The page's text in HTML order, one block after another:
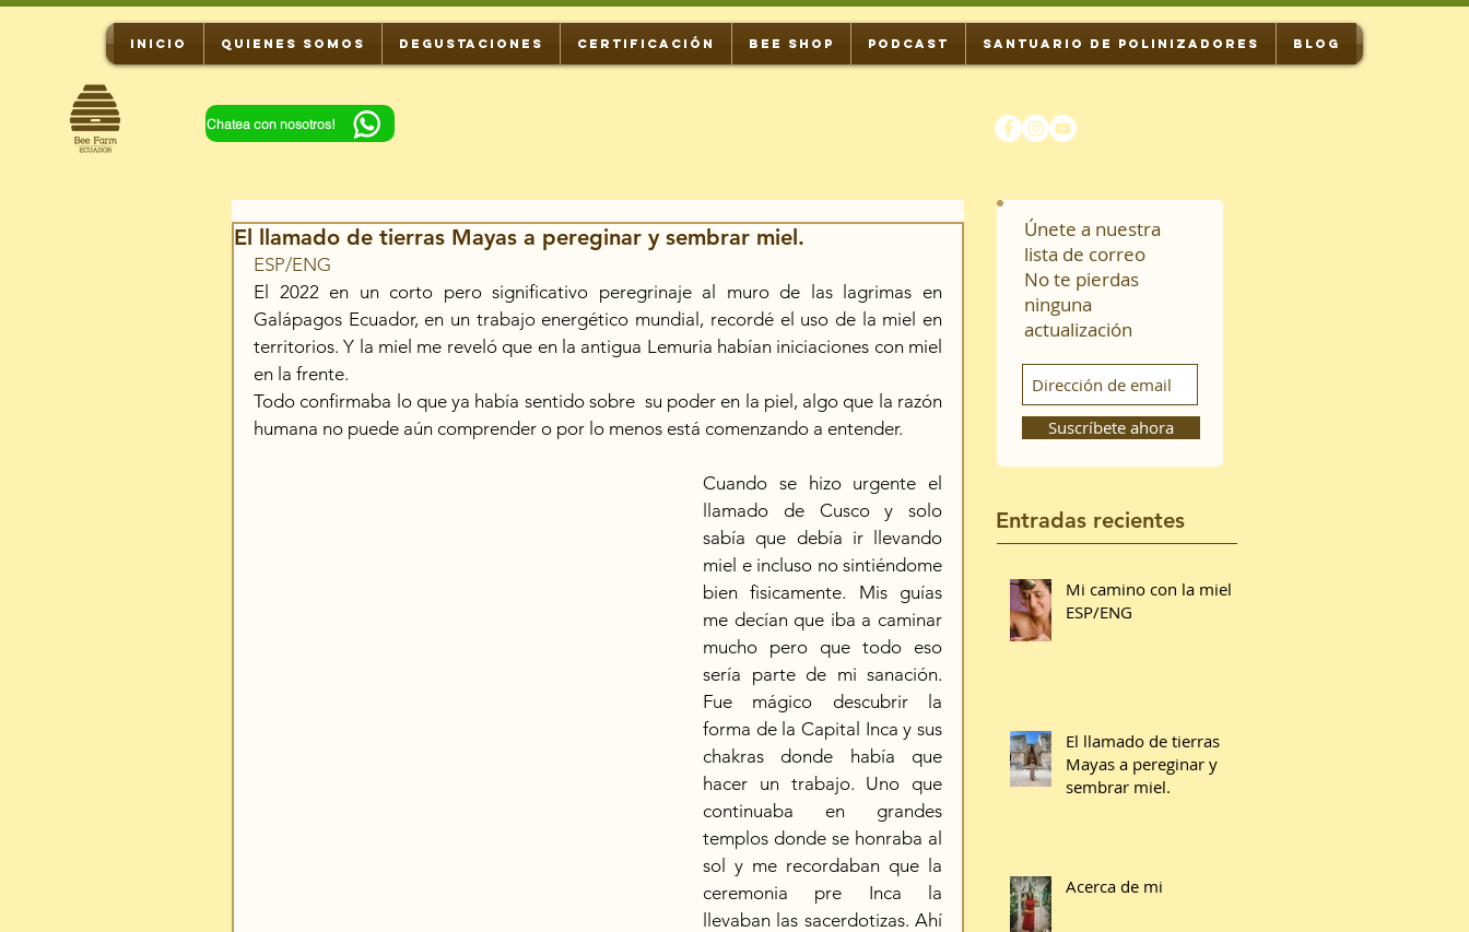
INICIO QUIENES SOMOS DEGUSTACIONES CERTIFICACIÓN BEE SHOP PODCAST SANTUARIO DE POLINIZADORES BLOG
Chatea con nosotros!
El llamado de tierras Mayas a pereginar y sembrar miel.
ESP/ENG
El 2022 en un corto pero significativo peregrinaje al muro de las lagrimas en
Galápagos Ecuador, en un trabajo energético mundial, recordé el uso de la miel en
territorios. Y la miel me reveló que en la antigua Lemuria habían iniciaciones con miel
en la frente.
Todo confirmaba lo que ya había sentido sobre  su poder en la piel, algo que la razón
humana no puede aún comprender o por lo menos está comenzando a entender.
Cuando se hizo urgente el
llamado de Cusco y solo
sabía que debía ir llevando
miel e incluso no sintiéndome
bien fìsicamente. Mis guías
me decían que iba a caminar
mucho pero que todo eso
sería parte de mi sanación.
Fue mágico descubrir la
forma de la Capital Inca y sus
chakras donde había que
hacer un trabajo. Uno que
continuaba en grandes
templos donde se honraba al
sol y me recordaban que la
ceremonia pre Inca la
llevaban las sacerdotizas. Ahí
Únete a nuestra
lista de correo
No te pierdas
ninguna
actualización
Suscríbete ahora
Entradas recientes
Mi camino con la miel
ESP/ENG
El llamado de tierras
Mayas a pereginar y
sembrar miel.
Acerca de mi